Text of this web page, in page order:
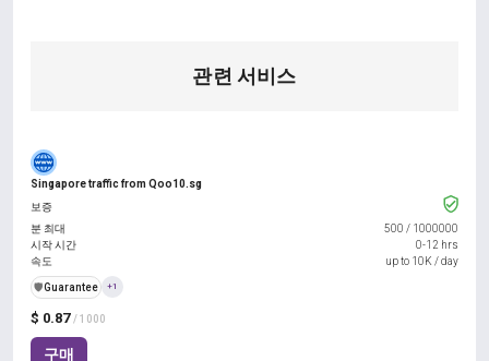
관련 서비스
Singapore traffic from Qoo10.sg
$ 0.87 / 1000
구매
보증
분 최대
500 / 1000000
시작 시간
0-12 hrs
속도
up to 10K / day
️🛡️Guarantee +1